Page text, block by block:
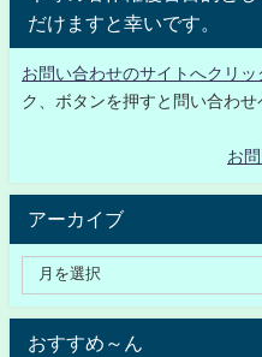
だけますと幸いです。
お問い合わせのサイトへクリッ
ク、ボタンを押すと問い合わせ
お
アーカイブ
おすすめ～ん